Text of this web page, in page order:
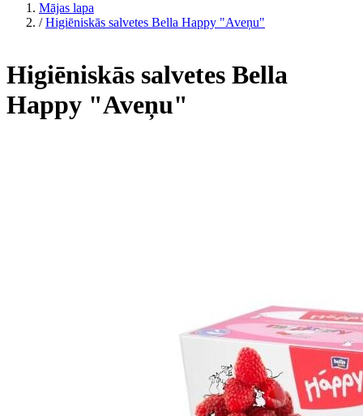
Mājas lapa
/ Higiēniskās salvetes Bella Happy "Aveņu"
Higiēniskās salvetes Bella
Happy "Aveņu"